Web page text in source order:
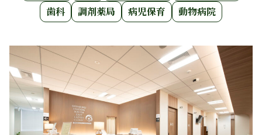
歯科
調剤薬局 病児保育 動物病院